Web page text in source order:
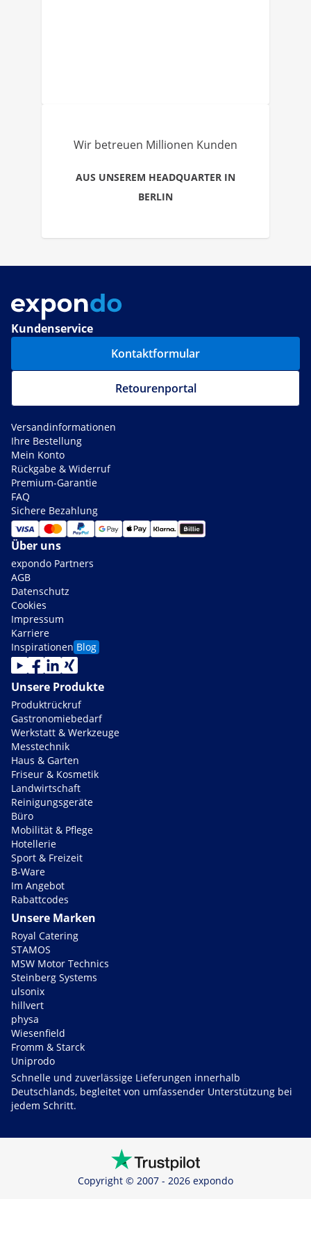
Wir betreuen Millionen Kunden
AUS UNSEREM HEADQUARTER IN
BERLIN
Kundenservice
Kontaktformular
Retourenportal
Versandinformationen
Ihre Bestellung
Mein Konto
Rückgabe & Widerruf
Premium-Garantie
FAQ
Sichere Bezahlung
Über uns
expondo Partners
AGB
Datenschutz
Cookies
Impressum
Karriere
Inspirationen Blog
Unsere Produkte
Produktrückruf
Gastronomiebedarf
Werkstatt & Werkzeuge
Messtechnik
Haus & Garten
Friseur & Kosmetik
Landwirtschaft
Reinigungsgeräte
Büro
Mobilität & Pflege
Hotellerie
Sport & Freizeit
B-Ware
Im Angebot
Rabattcodes
Unsere Marken
Royal Catering
STAMOS
MSW Motor Technics
Steinberg Systems
ulsonix
hillvert
physa
Wiesenfield
Fromm & Starck
Uniprodo
Schnelle und zuverlässige Lieferungen innerhalb
Deutschlands, begleitet von umfassender Unterstützung bei
jedem Schritt.
Copyright © 2007 - 2026 expondo